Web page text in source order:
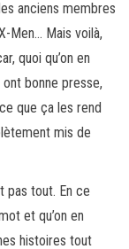
anciens membres
Men… Mais voilà,
quoi qu’on en
bonne presse,
que ça les rend
mis de
pas tout. En ce
et qu’on en
histoires tout